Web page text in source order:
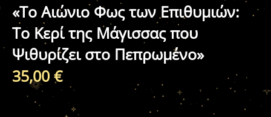
«Το Αιώνιο Φως των Επιθυμιών:
Το Κερί της Μάγισσας που
Ψιθυρίζει στο Πεπρωμένο»
35,00 €